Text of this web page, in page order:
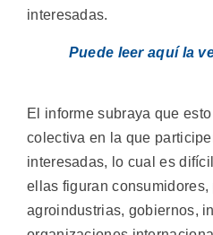
interesadas.
Puede leer aquí la
El informe subraya que
colectiva en la que
interesadas, lo cual es
ellas figuran
agroindustrias, gobiernos,